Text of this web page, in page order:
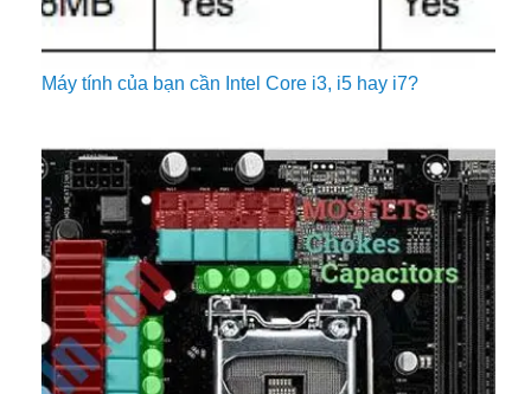
Máy tính của bạn cần Intel Core i3, i5 hay i7?